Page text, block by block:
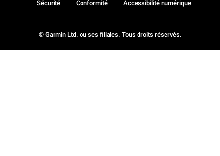
© Garmin Ltd. ou ses filiales. Tous droits réservés.
Sécurité Conformité Accessibilité numérique